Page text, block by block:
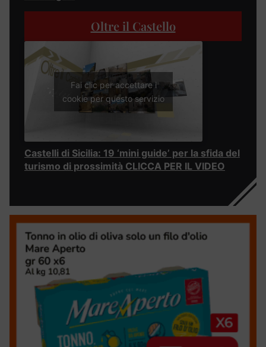
Oltre il Castello
Fai clic per accettare i
cookie per questo servizio
Castelli di Sicilia: 19 ‘mini guide’ per la sfida del
turismo di prossimità CLICCA PER IL VIDEO